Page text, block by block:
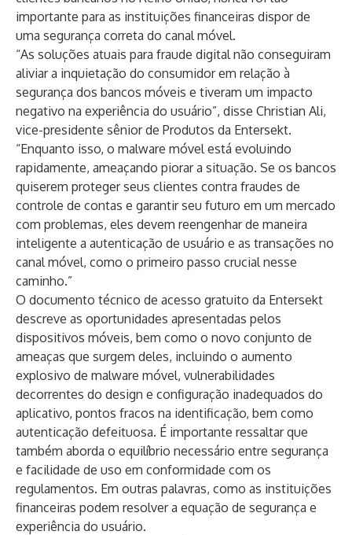
importante para as instituições financeiras dispor de
uma segurança correta do canal móvel.
“As soluções atuais para fraude digital não conseguiram
aliviar a inquietação do consumidor em relação à
segurança dos bancos móveis e tiveram um impacto
negativo na experiência do usuário”, disse Christian Ali,
vice-presidente sênior de Produtos da Entersekt.
“Enquanto isso, o malware móvel está evoluindo
rapidamente, ameaçando piorar a situação. Se os bancos
quiserem proteger seus clientes contra fraudes de
controle de contas e garantir seu futuro em um mercado
com problemas, eles devem reengenhar de maneira
inteligente a autenticação de usuário e as transações no
canal móvel, como o primeiro passo crucial nesse
caminho.”
O documento técnico de acesso gratuito da Entersekt
descreve as oportunidades apresentadas pelos
dispositivos móveis, bem como o novo conjunto de
ameaças que surgem deles, incluindo o aumento
explosivo de malware móvel, vulnerabilidades
decorrentes do design e configuração inadequados do
aplicativo, pontos fracos na identificação, bem como
autenticação defeituosa. É importante ressaltar que
também aborda o equilíbrio necessário entre segurança
e facilidade de uso em conformidade com os
regulamentos. Em outras palavras, como as instituições
financeiras podem resolver a equação de segurança e
experiência do usuário.